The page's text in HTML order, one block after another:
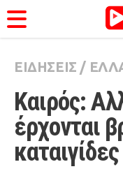
ΚΑΤΗΓΟΡΊΕΣ
Ειδήσεις
Θέματα
Videos
ΕΙΔΗΣΕΙΣ /
Καιρός:
έρχονται
καταιγίδες